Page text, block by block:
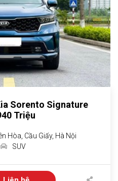
Sorento Signature
Triệu
Hòa, Cầu Giấy, Hà Nội
SUV